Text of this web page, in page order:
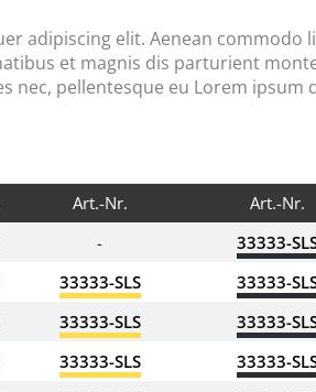
adipiscing elit. Aenean commodo
et magnis dis parturient
nec, pellentesque eu Lorem ipsum
Art.-Nr. Art.-Nr.
- 33333-
33333-SLS 33333-
33333-SLS 33333-
33333-SLS 33333-